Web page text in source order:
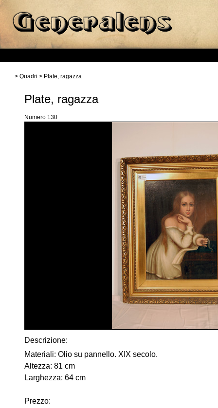
> Quadri > Plate, ragazza
Plate, ragazza
Numero 130
Descrizione:
Materiali: Olio su pannello. XIX secolo.
Altezza: 81 cm
Larghezza: 64 cm
Prezzo: